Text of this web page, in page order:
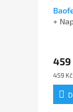
+
je
4,7
459
Měrná
cena:
459